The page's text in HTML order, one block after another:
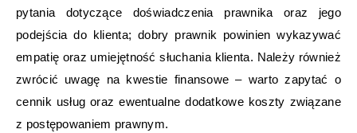
pytania dotyczące doświadczenia prawnika oraz jego
podejścia do klienta; dobry prawnik powinien wykazywać
empatię oraz umiejętność słuchania klienta. Należy również
zwrócić uwagę na kwestie finansowe – warto zapytać o
cennik usług oraz ewentualne dodatkowe koszty związane
z postępowaniem prawnym.